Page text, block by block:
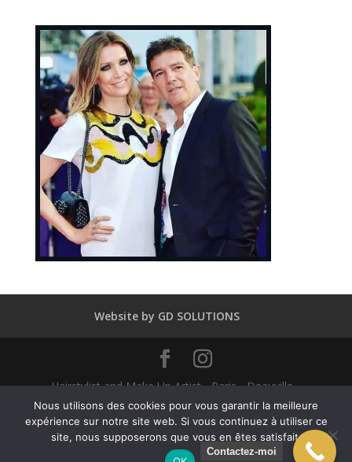
Website by GD SOLUTIONS
Hairstylist and Make Up Artist - Paris - Deauville -
Dubaï - New York - Alexandra Mathieu 2025
Contactez-moi
English(Anglais) Français
Nous utilisons des cookies pour vous garantir la meilleure
expérience sur notre site web. Si vous continuez à utiliser ce
site, nous supposerons que vous en êtes satisfait.